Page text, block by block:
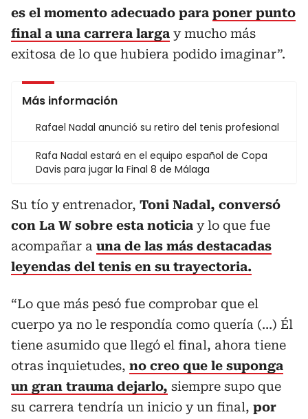
es el momento adecuado para poner punto
final a una carrera larga y mucho más
exitosa de lo que hubiera podido imaginar”.
Más información
Rafael Nadal anunció su retiro del tenis profesional
Rafa Nadal estará en el equipo español de Copa
Davis para jugar la Final 8 de Málaga
Su tío y entrenador, Toni Nadal, conversó
con La W sobre esta noticia y lo que fue
acompañar a una de las más destacadas
leyendas del tenis en su trayectoria.
“Lo que más pesó fue comprobar que el
cuerpo ya no le respondía como quería (…) Él
tiene asumido que llegó el final, ahora tiene
otras inquietudes, no creo que le suponga
un gran trauma dejarlo, siempre supo que
su carrera tendría un inicio y un final, por